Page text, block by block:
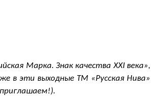
Марка. Знак качества XXI века»,
в эти выходные ТМ «Русская Нива»